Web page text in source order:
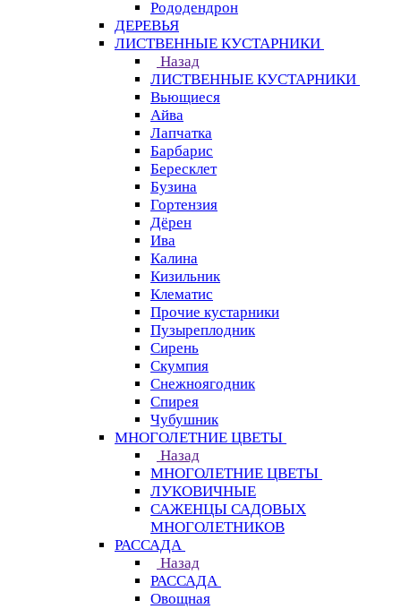
Рододендрон
ДЕРЕВЬЯ
ЛИСТВЕННЫЕ КУСТАРНИКИ
Назад
ЛИСТВЕННЫЕ КУСТАРНИКИ
Вьющиеся
Айва
Лапчатка
Барбарис
Бересклет
Бузина
Гортензия
Дёрен
Ива
Калина
Кизильник
Клематис
Прочие кустарники
Пузыреплодник
Сирень
Скумпия
Снежноягодник
Спирея
Чубушник
МНОГОЛЕТНИЕ ЦВЕТЫ
Назад
МНОГОЛЕТНИЕ ЦВЕТЫ
ЛУКОВИЧНЫЕ
САЖЕНЦЫ САДОВЫХ
МНОГОЛЕТНИКОВ
РАССАДА
Назад
РАССАДА
Овощная